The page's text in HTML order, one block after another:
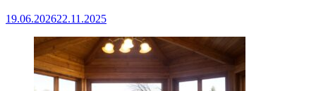
19.06.202622.11.2025